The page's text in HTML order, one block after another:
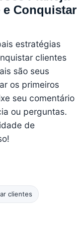
e Conquistar
estratégias
clientes
são seus
os primeiros
seu comentário
ou perguntas.
de
clientes